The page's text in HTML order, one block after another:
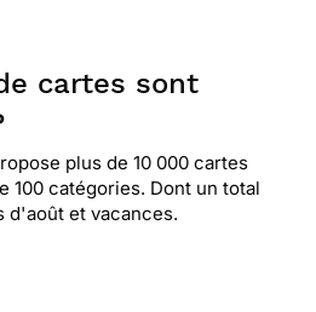
cartes sont
plus de 10 000 cartes
100 catégories. Dont un total
d'août et vacances.